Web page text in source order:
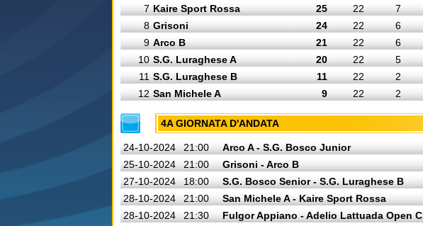
7 Kaire Sport Rossa 25 22 7
8 Grisoni 24 22 6
9 Arco B 21 22 6
10 S.G. Luraghese A 20 22 5
11 S.G. Luraghese B 11 22 2
12 San Michele A 9 22 2
4A GIORNATA D'ANDATA
24-10-2024 21:00 Arco A - S.G. Bosco Junior
25-10-2024
21:00 Grisoni - Arco B
27-10-2024
18:00 S.G. Bosco Senior - S.G. Luraghese B
28-10-2024
21:00 San Michele A - Kaire Sport Rossa
28-10-2024
21:30 Fulgor Appiano - Adelio Lattuada Open C